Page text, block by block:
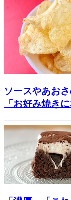
ソースやあお
「お好み焼き